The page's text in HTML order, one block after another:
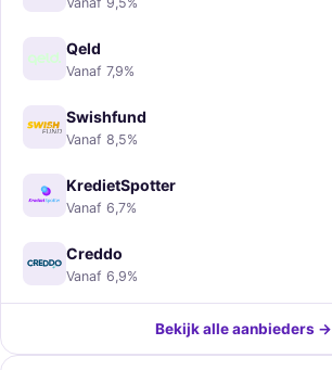
Qeld
Vanaf 7,9%
Swishfund
Vanaf 8,5%
KredietSpotter
Vanaf 6,7%
Creddo
Vanaf 6,9%
Bekijk alle aanbieders →